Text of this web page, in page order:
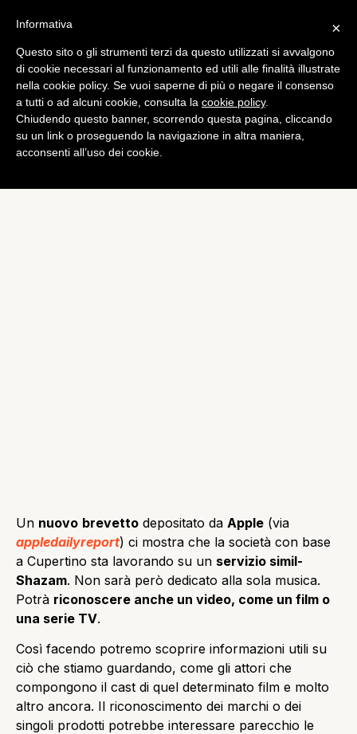
Tech
Apple lavora ad uno
Shazam per i film
di Redazione
Un nuovo brevetto depositato da Apple (via
appledailyreport) ci mostra che la società con base
a Cupertino sta lavorando su un servizio simil-
Shazam. Non sarà però dedicato alla sola musica.
Potrà riconoscere anche un video, come un film o
una serie TV.
Così facendo potremo scoprire informazioni utili su
ciò che stiamo guardando, come gli attori che
compongono il cast di quel determinato film e molto
altro ancora. Il riconoscimento dei marchi o dei
singoli prodotti potrebbe interessare parecchio le
×
Informativa
Questo sito o gli strumenti terzi da questo utilizzati si avvalgono
di cookie necessari al funzionamento ed utili alle finalità illustrate
nella cookie policy. Se vuoi saperne di più o negare il consenso
a tutti o ad alcuni cookie, consulta la cookie policy.
Chiudendo questo banner, scorrendo questa pagina, cliccando
su un link o proseguendo la navigazione in altra maniera,
acconsenti all’uso dei cookie.